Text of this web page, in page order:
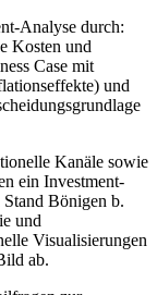
Analyse durch:
Kosten und
Case mit
und
Kanäle sowie
ein Investment-
Stand Bönigen b.
und
Visualisierungen
ab.